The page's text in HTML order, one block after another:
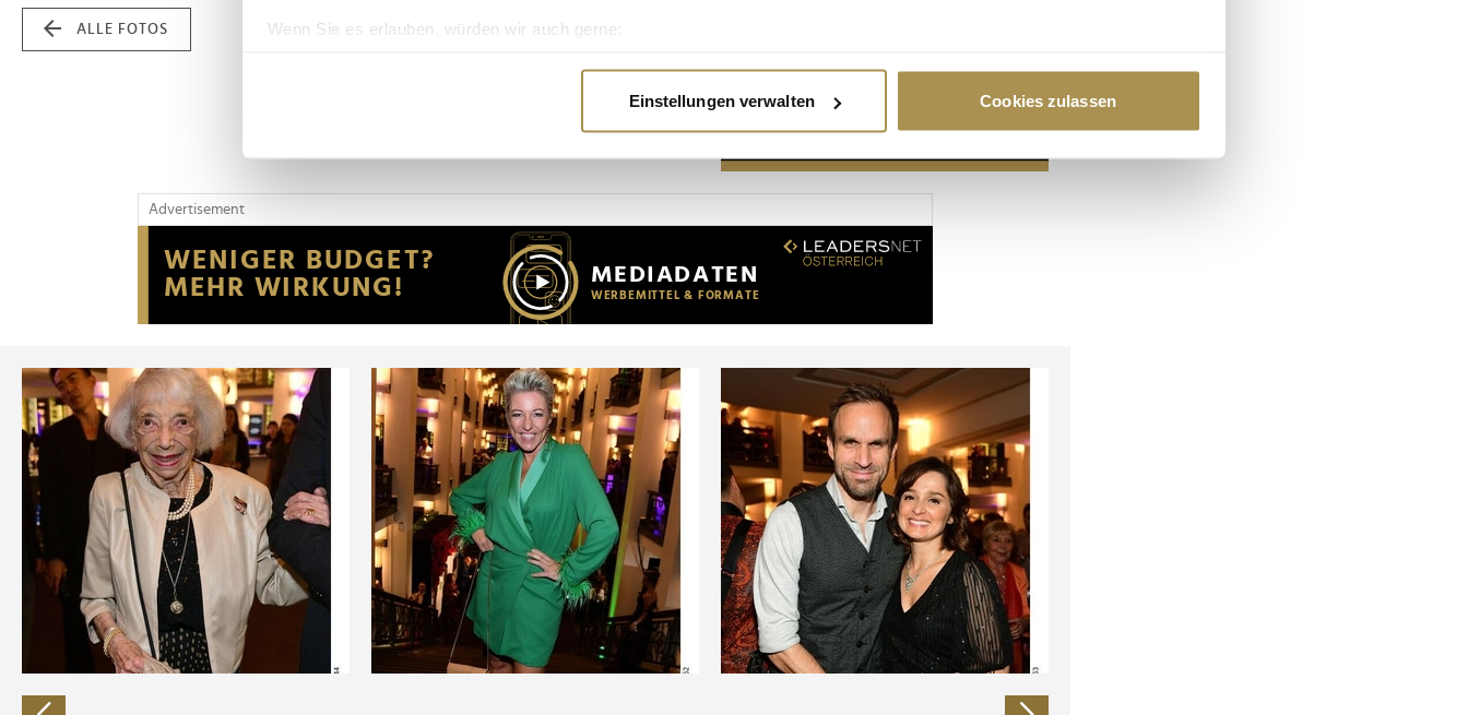
Wenn Sie es erlauben, würden wir auch gerne:
Erfahren Sie mehr darüber, wie Ihre persönlichen Daten verarbeitet werden, und legen Sie Ihre Präferenzen im
Wir verwenden Cookies, um Inhalte und Anzeigen zu personalisieren, Funktionen für soziale Medien anbieten zu können
Website an unsere Partner für soziale Medien, Werbung und Analysen weiter. Unsere Partner führen diese Informationen
möglicherweise mit weiteren Daten zusammen, die Sie ihnen bereitgestellt haben oder die sie im Rahmen Ihrer Nutzung
der Dienste gesammelt haben.
Einstellungen verwalten Cookies zulassen
ALLE FOTOS
Advertisement